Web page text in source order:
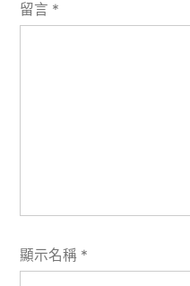
留言 *
顯示名稱 *